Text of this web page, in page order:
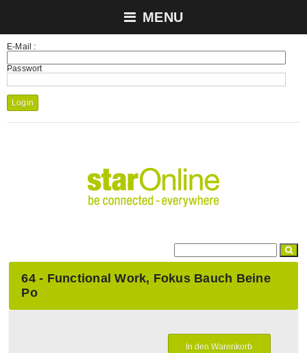
MENU
E-Mail :
Passwort
Login
64 - Functional Work, Fokus Bauch Beine
Po